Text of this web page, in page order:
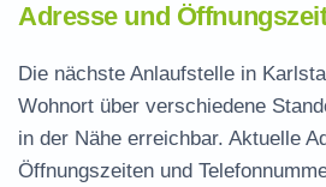
Leistungen der
Termin vereinbaren und
Jobcenter Main-Spessart
Adresse und
Die nächste Anlaufstelle in
Wohnort über verschiedene
in der Nähe erreichbar. Aktuelle
Öffnungszeiten und